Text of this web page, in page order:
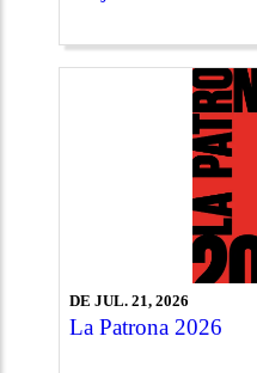
DE JUL. 21, 2026
La Patrona 2026